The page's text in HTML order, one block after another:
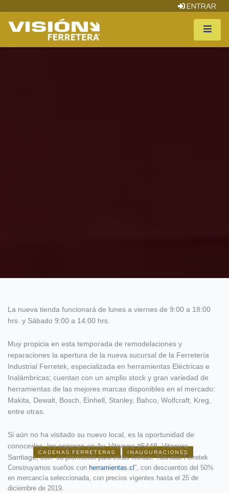
ENTRAR
CADENAS FERRETERAS INAUGURACIONES
FERRETEK ABRE SU NUEVA
SUCURSAL EN VITACURA
La nueva tienda funcionará de lunes a viernes de 9:00 a 18:00
hrs. y Sábado 9:00 a 14:00 hrs.
Muy propicia en esta temporada de remodelaciones y
reparaciones la apertura de la nueva sucursal de la Ferretería
Industrial Ferretek, especializada en herramientas Eléctricas e
Inalámbricas; cuentan con un amplio stock y gran variedad de
herramientas de las mejores marcas disponibles en el mercado:
Makita, Dewalt, Bosch, Einhell, Stanley, Bahco, Wolfcraft, Kreg,
entre otras.
Si aún no ha visitado su nuevo local, es la oportunidad de
conocerlos, los esperan en Av. Vitacura #5448, Vitacura,
Santiago, consu promoción para estas fechas: “Navidad Ferretek
Construyamos sueños con herramientas.cl ”, con descuentos del 50%
en mercancía seleccionada, con precios vigentes hasta el 25 de
diciembre de 2019.